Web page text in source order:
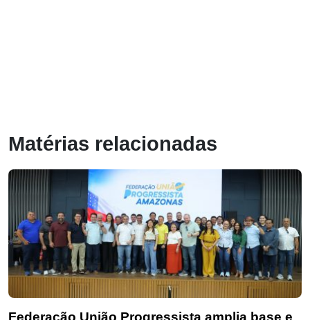
Matérias relacionadas
Federação União Progressista amplia base e